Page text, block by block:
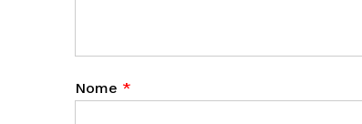
Nome *